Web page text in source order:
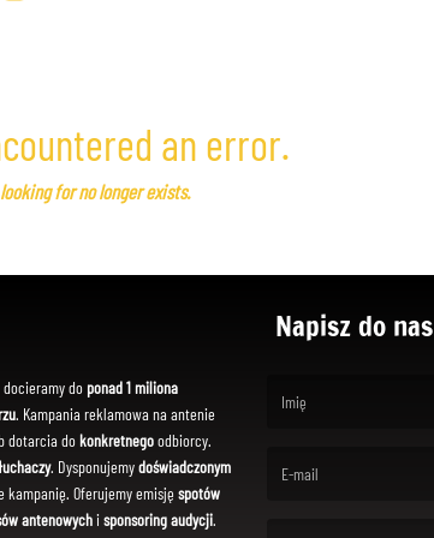
an error.
for no longer exists.
do ponad 1 miliona
. Kampania reklamowa na antenie
dotarcia dokonkretnegoodbiorcy.
. Dysponujemydoświadczonym
kampanię. Oferujemy emisję spotów
antenowychi sponsoring audycji.
Napisz do nas